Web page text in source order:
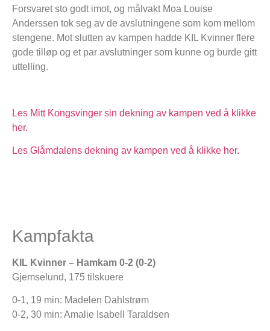
Forsvaret sto godt imot, og målvakt Moa Louise
Anderssen tok seg av de avslutningene som kom mellom
stengene. Mot slutten av kampen hadde KIL Kvinner flere
gode tilløp og et par avslutninger som kunne og burde gitt
uttelling.
Les Mitt Kongsvinger sin dekning av kampen ved å klikke
her.
Les Glåmdalens dekning av kampen ved å klikke her.
Kampfakta
KIL Kvinner – Hamkam 0-2 (0-2)
Gjemselund, 175 tilskuere
0-1, 19 min: Madelen Dahlstrøm
0-2, 30 min: Amalie Isabell Taraldsen